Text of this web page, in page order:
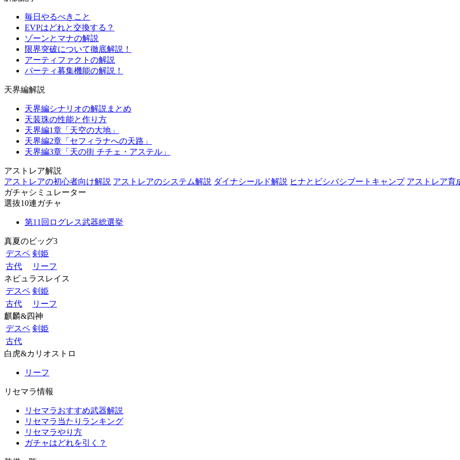
毎日やるべきこと
EVPはどれと交換する？
ゾーンとマナの解説
限界突破について徹底解説！
アーティファクトの解説
パーティ募集機能の解説！
天界編解説
天界編シナリオの解説まとめ
天装珠の性能と作り方
天界編1章「天空の大地」
天界編2章「セフィラナへの天路」
天界編3章「天の街 チチェ・アステル」
アストレア解説
アストレアの初心者向け解説 アストレアのシステム解説 ダイナシールド解説 ヒナとビシバシブートキャンプ アストレア育
ガチャシミュレーター
選抜10連ガチャ
第11回ログレス武器総選挙
真夏のビッグ3
デスペ 剣姫
古代
リーフ
ネビュラスレイス
デスペ 剣姫
古代
リーフ
麒麟&四神
デスペ 剣姫
古代
白虎&カリオストロ
リーフ
リセマラ情報
リセマラおすすめ武器解説
リセマラ当たりランキング
リセマラやり方
ガチャはどれを引く？